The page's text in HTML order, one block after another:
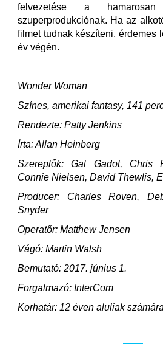
felvezetése a
szuperprodukciónak. Ha az
filmet tudnak készíteni, érdemes
év végén.
Wonder Woman
Színes, amerikai fantasy, 141
Rendezte: Patty Jenkins
Írta: Allan Heinberg
Szereplők: Gal Gadot, Chris
Connie Nielsen, David Thewlis,
Producer: Charles Roven,
Snyder
Operatőr: Matthew Jensen
Vágó: Martin Walsh
Bemutató: 2017. június 1.
Forgalmazó: InterCom
Korhatár: 12 éven aluliak